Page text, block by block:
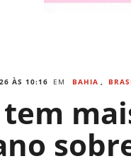
ÀS 10:16 EM BAHIA ,
tem